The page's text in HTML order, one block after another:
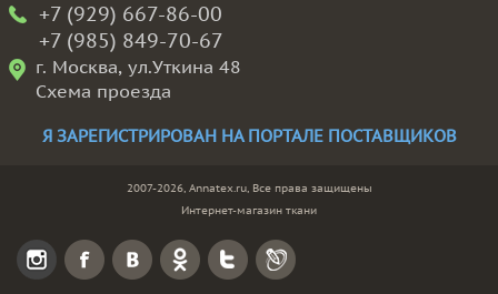
+7 (929) 667-86-00
+7 (985) 849-70-67
г. Москва, ул.Уткина 48
Схема проезда
Я ЗАРЕГИСТРИРОВАН НА ПОРТАЛЕ ПОСТАВЩИКОВ
2007-2026, Annatex.ru, Все права защищены
Интернет-магазин ткани